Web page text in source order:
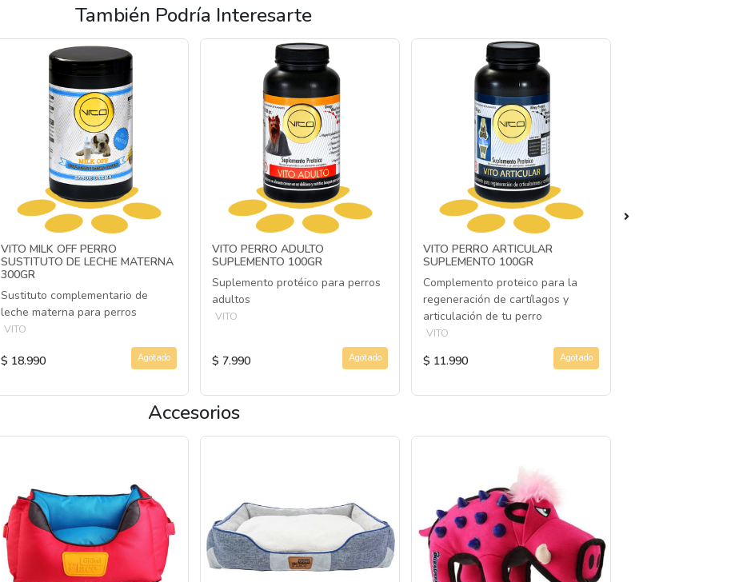
También Podría Interesarte
VITO MILK OFF PERRO
SUSTITUTO DE LECHE MATERNA
300GR
Sustituto complementario de
leche materna para perros
VITO
$ 18.990 Agotado
VITO PERRO ADULTO
SUPLEMENTO 100GR
Suplemento protéico para perros
adultos
VITO
$ 7.990 Agotado
VITO PERRO ARTICULAR
SUPLEMENTO 100GR
Complemento proteico para la
regeneración de cartílagos y
articulación de tu perro
VITO
$ 11.990 Agotado
Accesorios